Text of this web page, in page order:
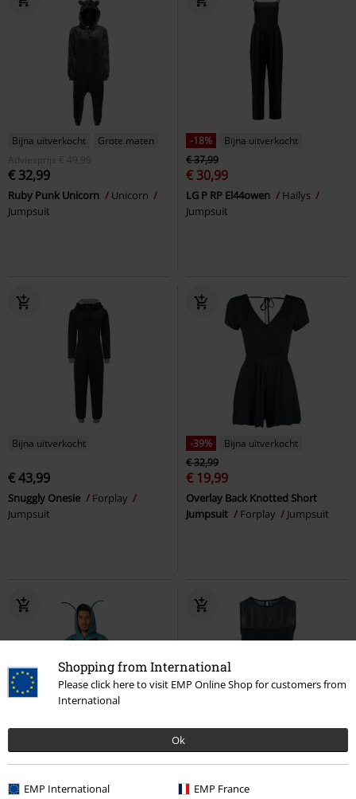
Shopping from International
Please click here to visit EMP Online Shop for customers from
International
Ok
EMP International EMP France
Bijna uitverkocht
Grote maten
Adviesprijs
€ 49,99
€ 32,99
Ruby Punk Unicorn
Unicorn
Jumpsuit
-18%
Bijna uitverkocht
€ 37,99
€ 30,99
LG P RP El44owen
Hailys
Jumpsuit
Bijna uitverkocht
€ 43,99
Snuggly Onesie
Forplay
Jumpsuit
-39%
Bijna uitverkocht
€ 32,99
€ 19,99
Overlay Back Knotted Short
Jumpsuit
Forplay Jumpsuit
€ 53,99 € 32,99